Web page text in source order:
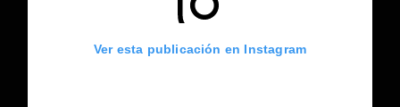
Ver esta publicación en Instagram